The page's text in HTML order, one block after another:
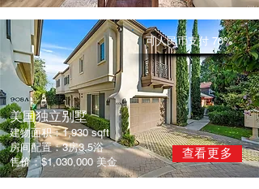
​可人民币支付 70%
​美国独立别墅
建物面积：1,930 sqft
房间配置：3房3.5浴
售价：$1,030,000 美金
查看更多